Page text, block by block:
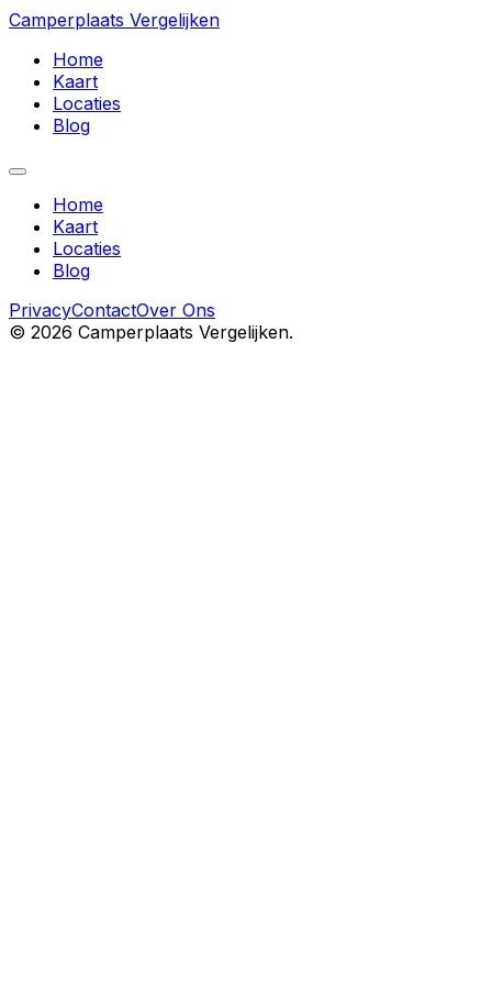
Camperplaats Vergelijken
Home
Kaart
Locaties
Blog
Home
Kaart
Locaties
Blog
PrivacyContactOver Ons
© 2026 Camperplaats Vergelijken.